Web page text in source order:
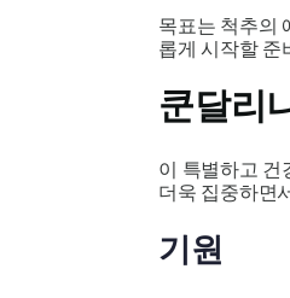
목표는 척추의
롭게 시작할 준
쿤달리
이 특별하고 건
더욱 집중하면
기원